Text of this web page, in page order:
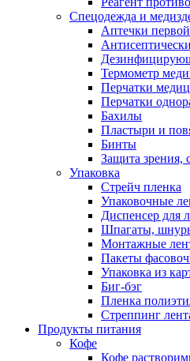
Спецодежда и
Аптечки
Термометр
Перчатки
Перчатки
Бахилы
Пластыри и
Бинты
Защита зрения,
Упаковка
Стрейч пленка
Упаковочные
Диспенсер для
Шпагаты,
Монтажные
Пакеты
Упаковка из
Биг-бэг
Пленка
Стреппинг
Продукты питания
Кофе
Кофе